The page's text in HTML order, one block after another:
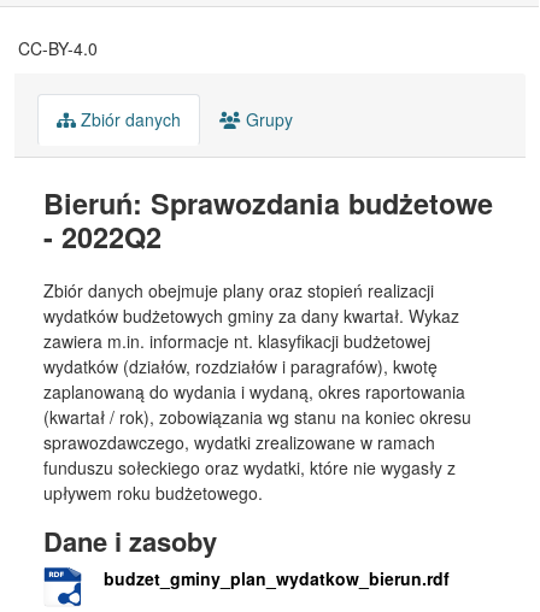
CC-BY-4.0
Zbiór danych Grupy
Bieruń: Sprawozdania budżetowe
- 2022Q2
Zbiór danych obejmuje plany oraz stopień realizacji
wydatków budżetowych gminy za dany kwartał. Wykaz
zawiera m.in. informacje nt. klasyfikacji budżetowej
wydatków (działów, rozdziałów i paragrafów), kwotę
zaplanowaną do wydania i wydaną, okres raportowania
(kwartał / rok), zobowiązania wg stanu na koniec okresu
sprawozdawczego, wydatki zrealizowane w ramach
funduszu sołeckiego oraz wydatki, które nie wygasły z
upływem roku budżetowego.
Dane i zasoby
budzet_gminy_plan_wydatkow_bierun.rdf